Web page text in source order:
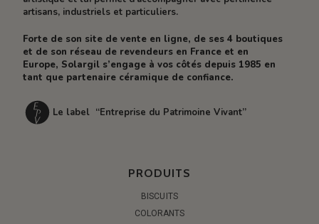
artisans, industriels et particuliers.
Forte de son site de vente en ligne, de ses 4 boutiques
et de son réseau de revendeurs en France et en
Europe, Solargil s’engage à vos côtés depuis 1985 en
tant que partenaire céramique de confiance.
Le label “Entreprise du Patrimoine Vivant”
PRODUITS
BISCUITS
COLORANTS